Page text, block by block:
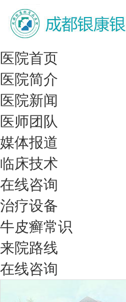
医院首页
医院简介
医院新闻
医师团队
媒体报道
临床技术
在线咨询
治疗设备
牛皮癣常识
来院路线
在线咨询